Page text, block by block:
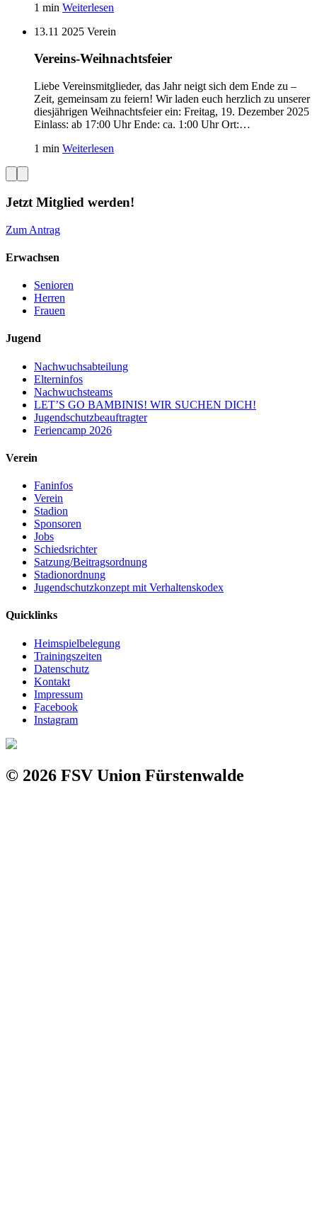
1 min Weiterlesen
13.11 2025 Verein
Vereins-Weihnachtsfeier
Liebe Vereinsmitglieder, das Jahr neigt sich dem Ende zu –
Zeit, gemeinsam zu feiern! Wir laden euch herzlich zu unserer
diesjährigen Weihnachtsfeier ein: Freitag, 19. Dezember 2025
Einlass: ab 17:00 Uhr Ende: ca. 1:00 Uhr Ort:…
1 min Weiterlesen
Jetzt Mitglied werden!
Zum Antrag
Erwachsen
Senioren
Herren
Frauen
Jugend
Nachwuchsabteilung
Elterninfos
Nachwuchsteams
LET’S GO BAMBINIS! WIR SUCHEN DICH!
Jugendschutzbeauftragter
Feriencamp 2026
Verein
Faninfos
Verein
Stadion
Sponsoren
Jobs
Schiedsrichter
Satzung/Beitragsordnung
Stadionordnung
Jugendschutzkonzept mit Verhaltenskodex
Quicklinks
Heimspielbelegung
Trainingszeiten
Datenschutz
Kontakt
Impressum
Facebook
Instagram
© 2026 FSV Union Fürstenwalde